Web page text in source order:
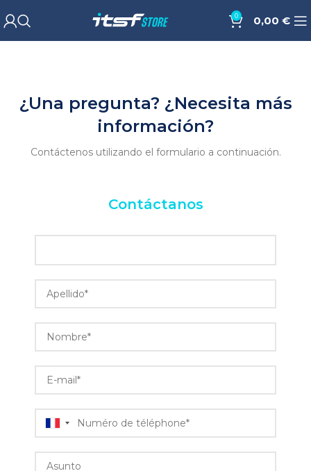
0 0,00 €
¿Una pregunta? ¿Necesita más
información?
Contáctenos utilizando el formulario a continuación.
Contáctanos